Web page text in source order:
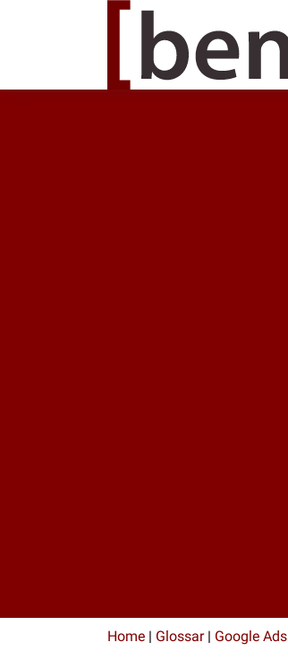
Home | Glossar| Google Ads